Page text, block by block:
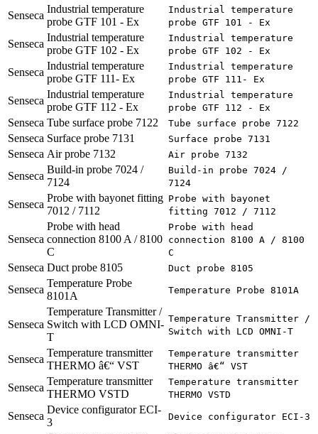
Senseca
Industrial temperature
probe GTF 101 - Ex
Industrial temperature
probe GTF 101 - Ex
Senseca
Industrial temperature
probe GTF 102 - Ex
Industrial temperature
probe GTF 102 - Ex
Senseca
Industrial temperature
probe GTF 111- Ex
Industrial temperature
probe GTF 111- Ex
Senseca
Industrial temperature
probe GTF 112 - Ex
Industrial temperature
probe GTF 112 - Ex
Senseca Tube surface probe 7122 Tube surface probe 7122
Senseca Surface probe 7131 Surface probe 7131
Senseca Air probe 7132 Air probe 7132
Senseca
Build-in probe 7024 /
7124
Build-in probe 7024 /
7124
Senseca
Probe with bayonet fitting
7012 / 7112
Probe with bayonet
fitting 7012 / 7112
Senseca
Probe with head
connection 8100 A / 8100
C
Probe with head
connection 8100 A / 8100
C
Senseca Duct probe 8105 Duct probe 8105
Senseca
Temperature Probe
8101A
Temperature Probe 8101A
Senseca
Temperature Transmitter /
Switch with LCD OMNI-
T
Temperature Transmitter /
Switch with LCD OMNI-T
Senseca
Temperature transmitter
THERMO â€“ VST
Temperature transmitter
THERMO â€“ VST
Senseca
Temperature transmitter
THERMO VSTD
Temperature transmitter
THERMO VSTD
Senseca
Device configurator ECI-
3
Device configurator ECI-3